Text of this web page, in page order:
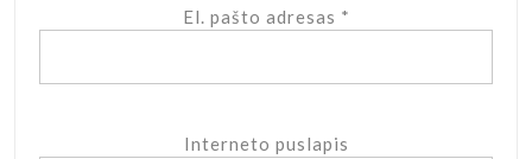
El. pašto adresas *
Interneto puslapis